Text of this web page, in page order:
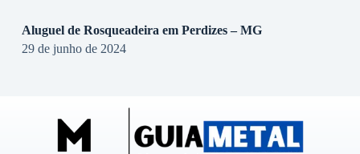
Aluguel de Rosqueadeira em Perdizes – MG
29 de junho de 2024